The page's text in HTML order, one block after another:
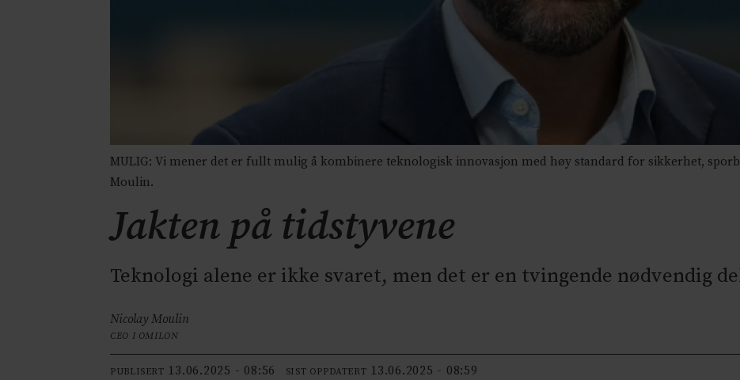
MULIG: Vi mener det er fullt mulig å kombinere teknologisk innovasjon med høy standard for sikkerhet,
Moulin.
Jakten på tidstyvene
Teknologi alene er ikke svaret, men det er en tvingende nødvendig
Nicolay Moulin
CEO I OMILON
PUBLISERT 13.06.2025 - 08:56 SIST OPPDATERT 13.06.2025 - 08:59